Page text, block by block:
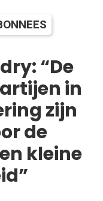
“De
in
zijn
de
kleine